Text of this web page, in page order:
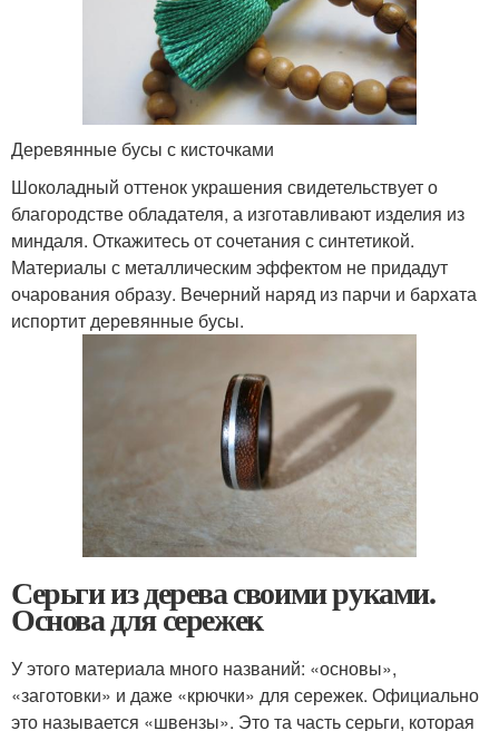
Деревянные бусы с кисточками
Шоколадный оттенок украшения свидетельствует о
благородстве обладателя, а изготавливают изделия из
миндаля. Откажитесь от сочетания с синтетикой.
Материалы с металлическим эффектом не придадут
очарования образу. Вечерний наряд из парчи и бархата
испортит деревянные бусы.
Серьги из дерева своими руками.
Основа для сережек
У этого материала много названий: «основы»,
«заготовки» и даже «крючки» для сережек. Официально
это называется «швензы». Это та часть серьги, которая